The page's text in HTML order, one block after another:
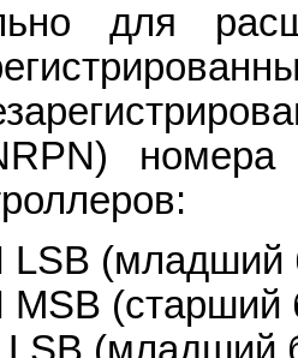
для
номера
LSB (младший
MSB (старший